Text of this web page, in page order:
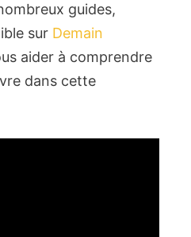
guides,
sur Demain
aider à comprendre
dans cette